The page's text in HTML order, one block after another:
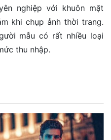
nghiệp với khuôn mặt
khi chụp ảnh thời trang.
mẫu có rất nhiều loại
thu nhập.